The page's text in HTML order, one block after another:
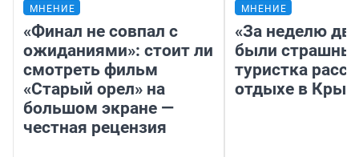
МНЕНИЕ
«Финал не совпал с
ожиданиями»: стоит ли
смотреть фильм
«Старый орел» на
большом экране —
честная рецензия
МНЕНИЕ
«За неделю
были
туристка
отдыхе в